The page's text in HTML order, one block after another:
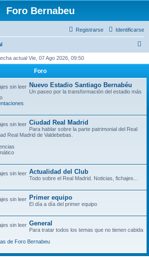
Foro Bernabeu
Identificarse
Registrarse
c
actual Vie, 07 Ago 2026, 09:50
Foro
Nuevo Estadio Santiago Bernabéu
Un paseo por la transformación del estadio más
Ciudad Real Madrid
Para hablar sobre la parte patrimonial del Real
Real Madrid de Valdebebas.
Actualidad del Club
Todo sobre el Real Madrid. Noticias, fichajes...
Primer equipo
El día a día del primer equipo
General
Para tratar todos los temas que no tienen cabida
de Foro Bernabeu